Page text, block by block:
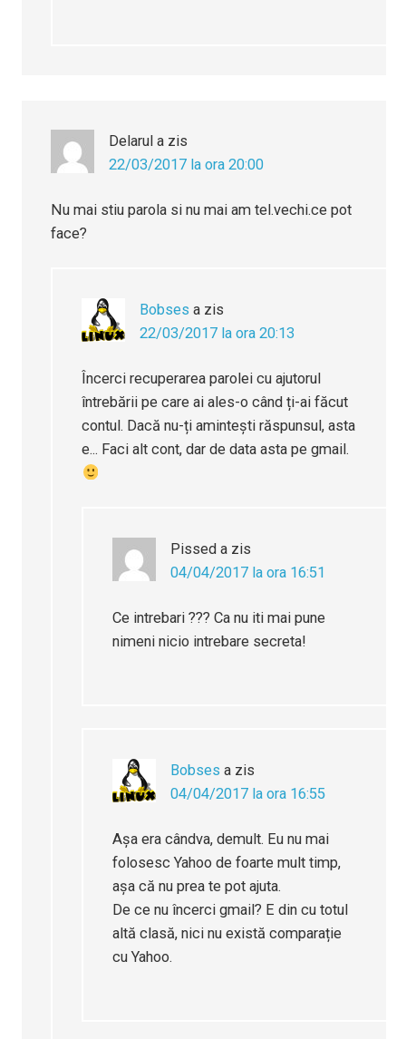
Delarul a zis
22/03/2017 la ora 20:00
Nu mai stiu parola si nu mai am tel.vechi.ce pot
face?
Bobses a zis
22/03/2017 la ora 20:13
Încerci recuperarea parolei cu ajutorul
întrebării pe care ai ales-o când ți-ai făcut
contul. Dacă nu-ți amintești răspunsul, asta
e... Faci alt cont, dar de data asta pe gmail.
Pissed a zis
04/04/2017 la ora 16:51
Ce intrebari ??? Ca nu iti mai pune
nimeni nicio intrebare secreta!
Bobses a zis
04/04/2017 la ora 16:55
Așa era cândva, demult. Eu nu mai
folosesc Yahoo de foarte mult timp,
așa că nu prea te pot ajuta.
De ce nu încerci gmail? E din cu totul
altă clasă, nici nu există comparație
cu Yahoo.